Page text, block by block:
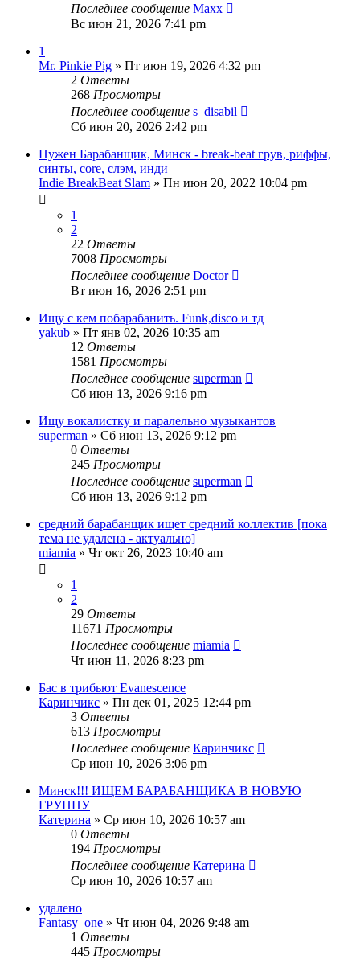
Последнее сообщение Maxx
Вс июн 21, 2026 7:41 pm
1
Mr. Pinkie Pig » Пт июн 19, 2026 4:32 pm
2 Ответы
268 Просмотры
Последнее сообщение s_disabil
Сб июн 20, 2026 2:42 pm
Нужен Барабанщик, Минск - break-beat грув, риффы,
синты, core, слэм, инди
Indie BreakBeat Slam » Пн июн 20, 2022 10:04 pm
1
2
22 Ответы
7008 Просмотры
Последнее сообщение Doctor
Вт июн 16, 2026 2:51 pm
Ищу с кем побарабанить. Funk,disco и тд
yakub » Пт янв 02, 2026 10:35 am
12 Ответы
1581 Просмотры
Последнее сообщение superman
Сб июн 13, 2026 9:16 pm
Ищу вокалистку и паралельно музыкантов
superman » Сб июн 13, 2026 9:12 pm
0 Ответы
245 Просмотры
Последнее сообщение superman
Сб июн 13, 2026 9:12 pm
средний барабанщик ищет средний коллектив [пока
тема не удалена - актуально]
miamia » Чт окт 26, 2023 10:40 am
1
2
29 Ответы
11671 Просмотры
Последнее сообщение miamia
Чт июн 11, 2026 8:23 pm
Бас в трибьют Evanescence
Каринчикс » Пн дек 01, 2025 12:44 pm
3 Ответы
613 Просмотры
Последнее сообщение Каринчикс
Ср июн 10, 2026 3:06 pm
Минск!!! ИЩЕМ БАРАБАНЩИКА В НОВУЮ
ГРУППУ
Катерина » Ср июн 10, 2026 10:57 am
0 Ответы
194 Просмотры
Последнее сообщение Катерина
Ср июн 10, 2026 10:57 am
удалено
Fantasy_one » Чт июн 04, 2026 9:48 am
1 Ответы
445 Просмотры